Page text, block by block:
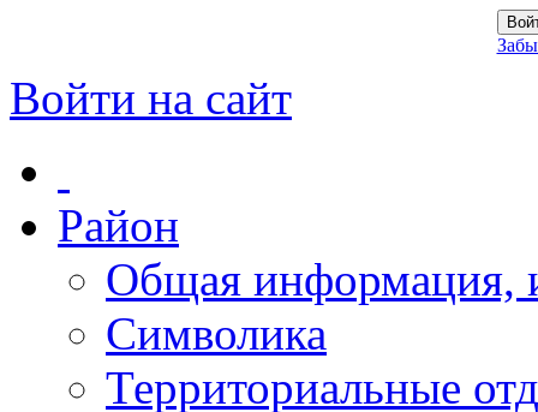
Войти на сайт
Район
Общая информация,
Символика
Территориальные